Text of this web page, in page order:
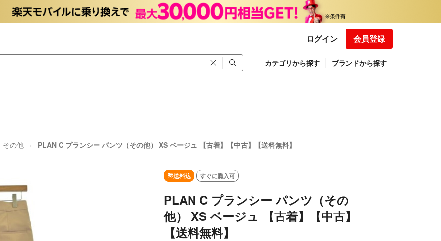
ログイン 会員登録
カテゴリから探す ブランドから探す
その他 PLAN C プランシー パンツ（その他） XS ベージュ 【古着】【中古】【送料無料】
送料込 すぐに購入可
PLAN C プランシー パンツ（その
他） XS ベージュ 【古着】【中古】
【送料無料】